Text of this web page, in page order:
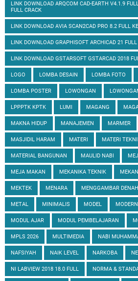
LINK DOWNLOAD ARQCOM CAD-EARTH V4.1.9
FULL CRACK
LINK DOWNLOAD AVIA SCAN2CAD PRO 8.2 FULL
LINK DOWNLOAD GRAPHISOFT ARCHICAD 21 FULL
LINK DOWNLOAD GSTARSOFT GSTARCAD 2018
LOGO LOMBA DESAIN LOMBA FOTO
LOMBA POSTER LOWONGAN
LPPPTK KPTK LUMI MAGANG
MAKNA HIDUP MANAJEMEN MARMER
MASJIDIL HARAM MATERI MATERI
MATERIAL BANGUNAN MAULID NABI
MEJA MAKAN MEKANIKA TEKNIK
MEKTEK MENARA MENGGAMBAR DENAH
METAL MINIMALIS MODEL MODERN
MODUL AJAR MODUL PEMBELAJARAN
MPLS 2026 MULTIMEDIA NABI
NAFSIYAH NAIK LEVEL NARKOBA
NI LABVIEW 2018 18.0 FULL NORMA &